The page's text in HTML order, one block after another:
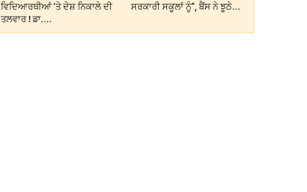
ਵਿਦਿਆਰਥੀਆਂ ‘ਤੇ ਦੇਸ਼ ਨਿਕਾਲੇ ਦੀ
ਤਲਵਾਰ ! ਡਾ....
ਸਰਕਾਰੀ ਸਕੂਲਾਂ ਨੂੰ”, ਬੈਂਸ ਨੇ ਝੂਠੇ...